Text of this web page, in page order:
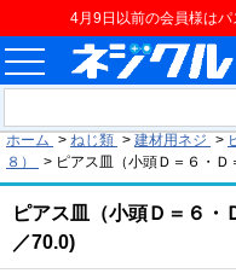
4月9日以前の会員様はパ
ホーム > ねじ類 > 建材用ネジ >
８）
> ピアス皿（小頭Ｄ＝６・
ピアス皿（小頭Ｄ＝６・
／70.0)